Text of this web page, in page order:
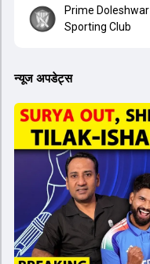
Prime Doleshwar
Sporting Club
न्यूज अपडेट्स